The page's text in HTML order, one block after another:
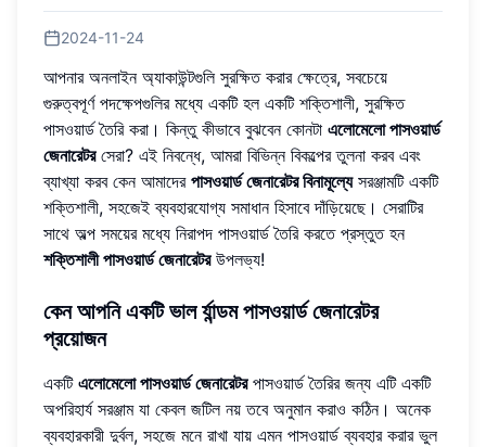
2024-11-24
আপনার অনলাইন অ্যাকাউন্টগুলি সুরক্ষিত করার ক্ষেত্রে, সবচেয়ে
গুরুত্বপূর্ণ পদক্ষেপগুলির মধ্যে একটি হল একটি শক্তিশালী, সুরক্ষিত
পাসওয়ার্ড তৈরি করা। কিন্তু কীভাবে বুঝবেন কোনটা এলোমেলো পাসওয়ার্ড
জেনারেটরসেরা? এই নিবন্ধে, আমরা বিভিন্ন বিকল্পের তুলনা করব এবং
ব্যাখ্যা করব কেন আমাদের পাসওয়ার্ড জেনারেটর বিনামূল্যেসরঞ্জামটি একটি
শক্তিশালী, সহজেই ব্যবহারযোগ্য সমাধান হিসাবে দাঁড়িয়েছে। সেরাটির
সাথে অল্প সময়ের মধ্যে নিরাপদ পাসওয়ার্ড তৈরি করতে প্রস্তুত হন
শক্তিশালী পাসওয়ার্ড জেনারেটরউপলভ্য!
কেন আপনি একটি ভাল র্যান্ডম পাসওয়ার্ড জেনারেটর
প্রয়োজন
একটি এলোমেলো পাসওয়ার্ড জেনারেটরপাসওয়ার্ড তৈরির জন্য এটি একটি
অপরিহার্য সরঞ্জাম যা কেবল জটিল নয় তবে অনুমান করাও কঠিন। অনেক
ব্যবহারকারী দুর্বল, সহজে মনে রাখা যায় এমন পাসওয়ার্ড ব্যবহার করার ভুল